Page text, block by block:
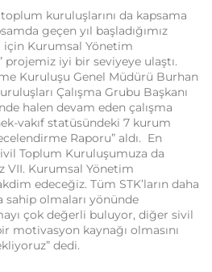
kuruluşlarını da kapsama
geçen yıl başladığımız
için Kurumsal Yönetim
projemiz iyi bir seviyeye ulaştı.
Kuruluşu Genel Müdürü Burhan
Çalışma Grubu Başkanı
halen devam eden çalışma
vakıf statüsündeki 7 kurum
Raporu” aldı. En
Toplum Kuruluşumuza da
VII. Kurumsal Yönetim
edeceğiz. Tüm STK’ların daha
sahip olmaları yönünde
çok değerli buluyor, diğer sivil
motivasyon kaynağı olmasını
dedi.